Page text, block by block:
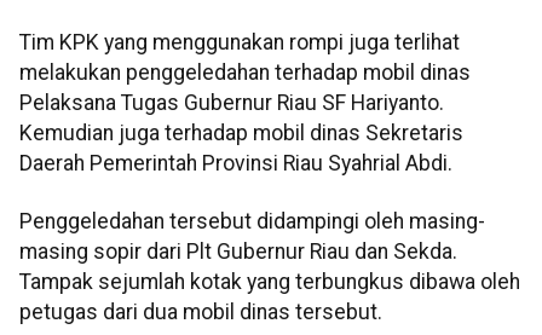
Tim KPK yang menggunakan rompi juga terlihat
melakukan penggeledahan terhadap mobil dinas
Pelaksana Tugas Gubernur Riau SF Hariyanto.
Kemudian juga terhadap mobil dinas Sekretaris
Daerah Pemerintah Provinsi Riau Syahrial Abdi.
Penggeledahan tersebut didampingi oleh masing-
masing sopir dari Plt Gubernur Riau dan Sekda.
Tampak sejumlah kotak yang terbungkus dibawa oleh
petugas dari dua mobil dinas tersebut.